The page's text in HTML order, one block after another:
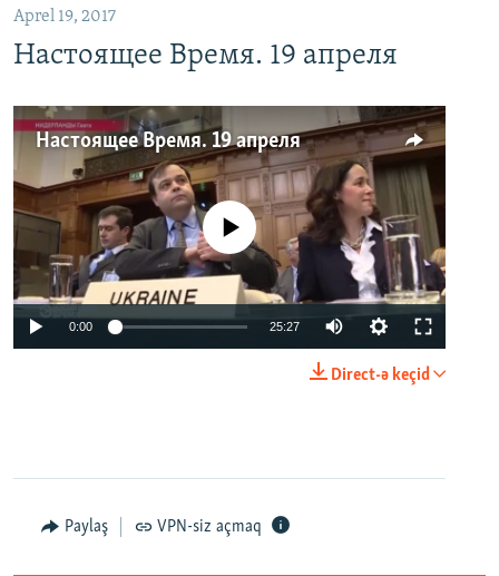
Aprel 19, 2017
Настоящее Время. 19 апреля
Настоящее Время. 19 апреля
No media source currently available
0:00 25:27
Direct-ə keçid
Paylaş VPN-siz açmaq